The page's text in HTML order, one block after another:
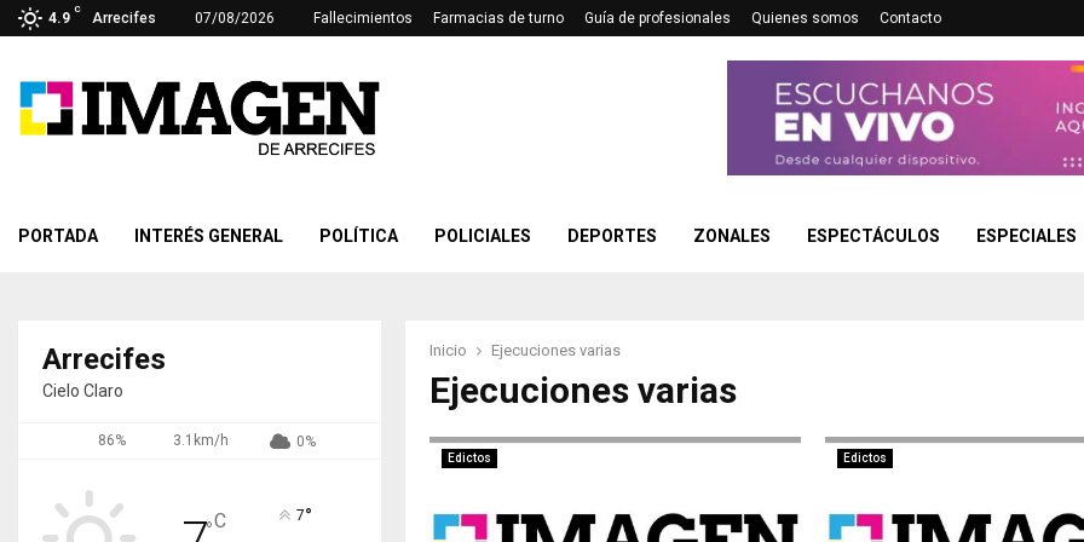
4.9
C
Arrecifes 07/08/2026 Fallecimientos Farmacias de turno Guía de profesionales Quienes somos Contacto
PORTADA INTERÉS GENERAL POLÍTICA POLICIALES DEPORTES ZONALES ESPECTÁCULOS ESPECIALES
Inicio Ejecuciones varias
Ejecuciones varias
Edictos Edictos
Arrecifes
Cielo Claro
86% 3.1km/h 0%
°C 7°